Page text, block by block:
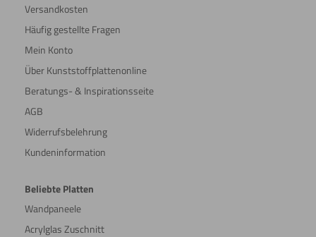
Versandkosten
Häufig gestellte Fragen
Mein Konto
Über Kunststoffplattenonline
Beratungs- & Inspirationsseite
AGB
Widerrufsbelehrung
Kundeninformation
Beliebte Platten
Wandpaneele
Acrylglas Zuschnitt